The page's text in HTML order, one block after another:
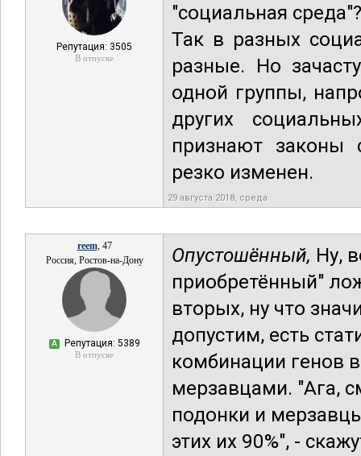
Репутация: 3505
В отпуске
"социальная среда"?
Так в разных
разные. Но
одной группы,
других
признают законы
резко изменен.
29 августа 2018, среда
reem, 47
Россия, Ростов-на-Дону
А Репутация: 5389
В отпуске
Опустошённый, Ну,
приобретённый"
вторых, ну что
допустим, есть
комбинации генов
мерзавцами. "Ага,
подонки и
этих их 90%", -